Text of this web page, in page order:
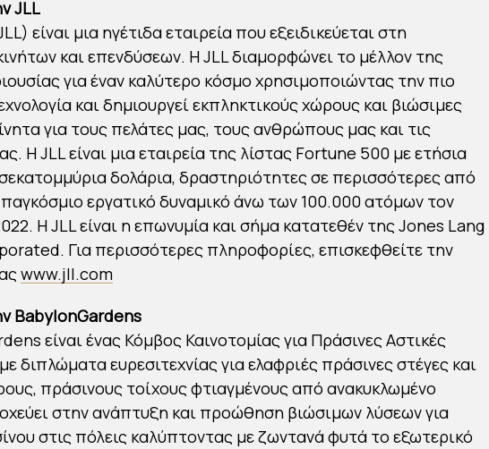
JLL
είναι μια ηγέτιδα εταιρεία που εξειδικεύεται στη
και επενδύσεων. Η JLL διαμορφώνει το μέλλον της
για έναν καλύτερο κόσμο χρησιμοποιώντας την πιο
και δημιουργεί εκπληκτικούς χώρους και βιώσιμες
για τους πελάτες μας, τους ανθρώπους μας και τις
Η JLL είναι μια εταιρεία της λίστας Fortune 500 με ετήσια
δολάρια, δραστηριότητες σε περισσότερες από
εργατικό δυναμικό άνω των 100.000 ατόμων τον
Η JLL είναι η επωνυμία και σήμα κατατεθέν της Jones Lang
Για περισσότερες πληροφορίες, επισκεφθείτε την
www.jll.com
BabylonGardens
είναι ένας Κόμβος Καινοτομίας για Πράσινες Αστικές
διπλώματα ευρεσιτεχνίας για ελαφριές πράσινες στέγες και
πράσινους τοίχους φτιαγμένους από ανακυκλωμένο
στην ανάπτυξη και προώθηση βιώσιμων λύσεων για
στις πόλεις καλύπτοντας με ζωντανά φυτά το εξωτερικό